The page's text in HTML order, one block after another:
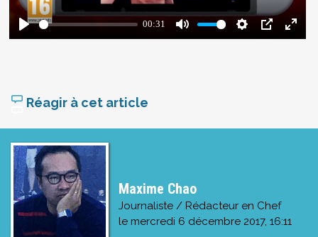
Réagir à cet article
Maxime Chao
Journaliste / Rédacteur en Chef
le mercredi 6 décembre 2017, 16:11